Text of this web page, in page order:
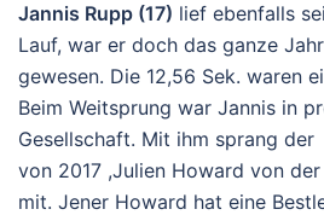
Jannis Rupp (17) lief ebenfalls
Lauf, war er doch das ganze
gewesen. Die 12,56 Sek. waren
Beim Weitsprung war Jannis in
Gesellschaft. Mit ihm sprang
von 2017 ,Julien Howard von
mit. Jener Howard hat eine